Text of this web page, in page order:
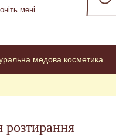
мені
медова косметика
розтирання